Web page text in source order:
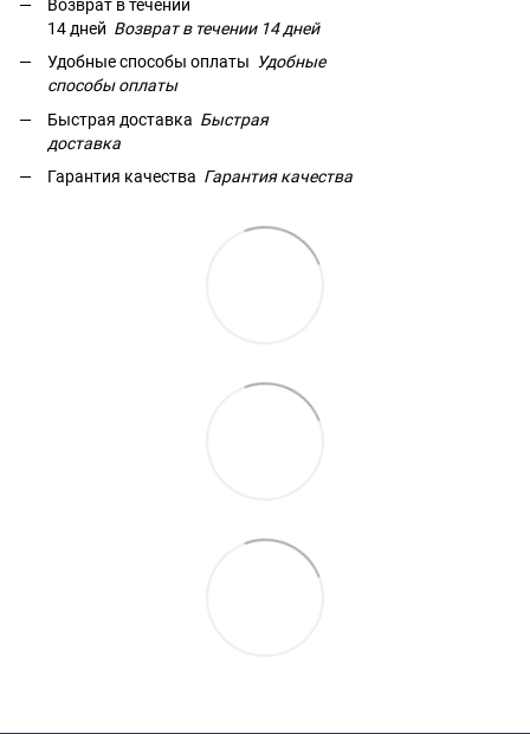
Возврат в течении
14 дней Возврат в течении 14 дней
Удобные способы оплаты
Удобные
способы оплаты
Быстрая доставка Быстрая
доставка
Гарантия качества Гарантия качества